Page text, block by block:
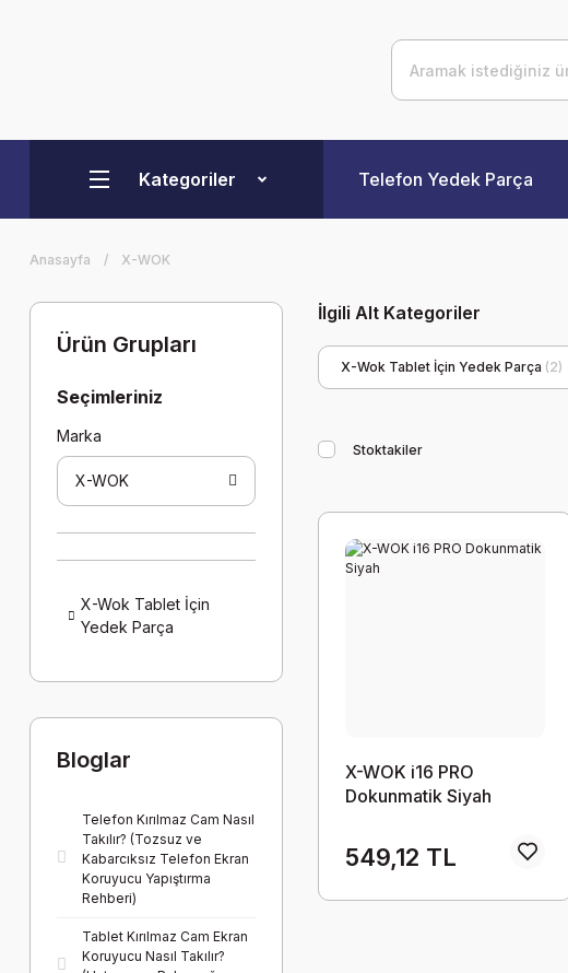
Kategoriler Telefon Yedek Parça
Anasayfa X-WOK
Ürün Grupları
Seçimleriniz
Marka
X-WOK
X-Wok Tablet İçin
Yedek Parça
Bloglar
Telefon Kırılmaz Cam Nasıl
Takılır? (Tozsuz ve
Kabarcıksız Telefon Ekran
Koruyucu Yapıştırma
Rehberi)
Tablet Kırılmaz Cam Ekran
Koruyucu Nasıl Takılır?
İlgili Alt Kategoriler
X-Wok Tablet İçin Yedek Parça (2)
Stoktakiler
X-WOK i16 PRO
Dokunmatik Siyah
549,12 TL